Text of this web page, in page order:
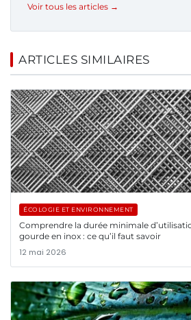
Voir tous les articles →
ARTICLES SIMILAIRES
ÉCOLOGIE ET ENVIRONNEMENT
Comprendre la durée minimale
gourde en inox : ce qu’il faut savoir
12 mai 2026